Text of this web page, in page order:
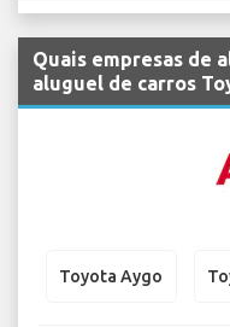
Quais empresas de
aluguel de carros
Toyota Aygo